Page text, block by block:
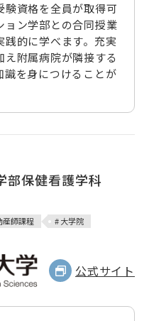
資格を全員が取得可
ョン学部との合同授業
践的に学べます。充実
附属病院が隣接する
識を身につけることが
保健看護学科
産師課程 # 大学院
公式サイト